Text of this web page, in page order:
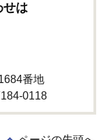
せは
番地
0118